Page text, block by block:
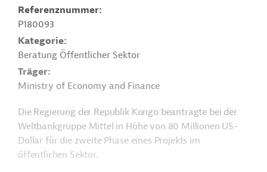
Referenznummer
P180093
Kategorie
Beratung Öffentlicher Sektor
Träger
Ministry of Economy and Finance
Die Regierung der Republik Kongo beantragte bei der
Weltbankgruppe Mittel in Höhe von 80 Millionen US-
Dollar für die zweite Phase eines Projekts im
öffentlichen Sektor.